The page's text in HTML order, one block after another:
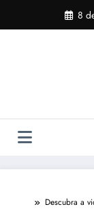
content
8
Descubra a